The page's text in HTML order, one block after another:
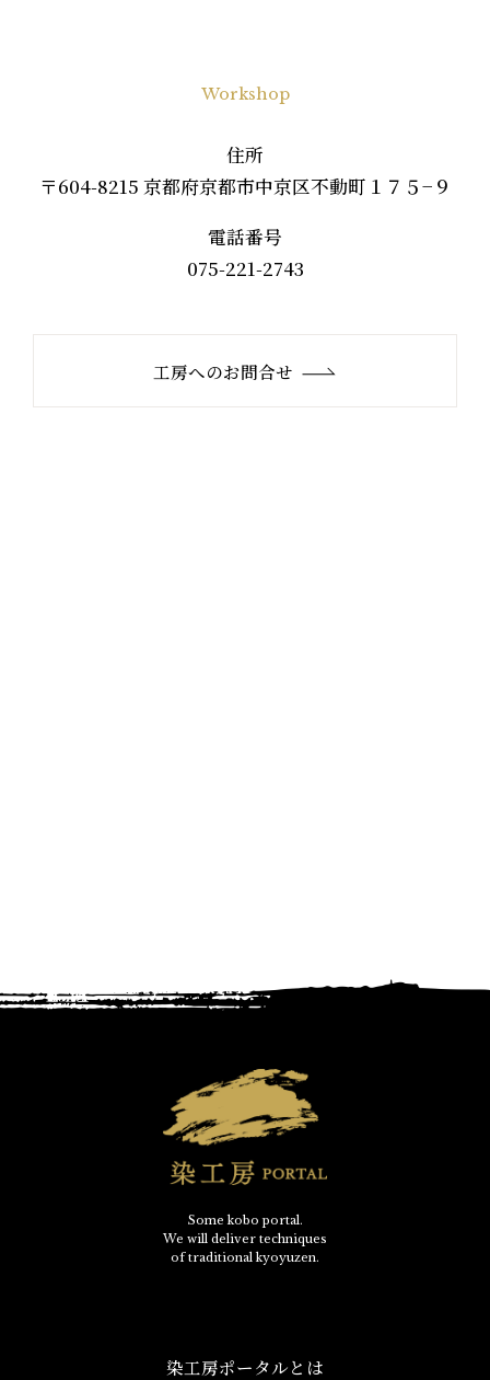
Workshop
住所
〒604-8215 京都府京都市中京区不動町１７５−９
電話番号
075-221-2743
工房へのお問合せ
Some kobo portal.
We will deliver techniques
of traditional kyoyuzen.
染工房ポータルとは